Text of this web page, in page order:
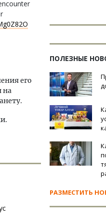
его
на
ПОЛЕЗНЫЕ
РАЗМЕСТИТЬ